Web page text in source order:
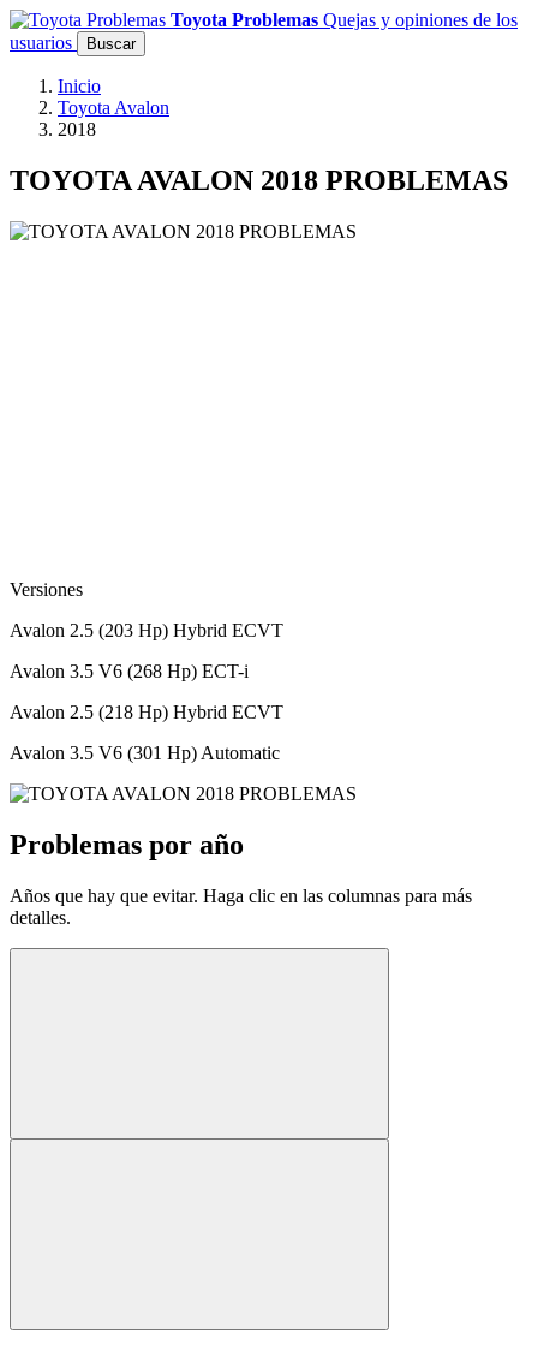
Toyota Problemas Quejas y opiniones de los
usuarios
Buscar
Inicio
Toyota Avalon
2018
TOYOTA AVALON 2018 PROBLEMAS
Versiones
Avalon 2.5 (203 Hp) Hybrid ECVT
Avalon 3.5 V6 (268 Hp) ECT-i
Avalon 2.5 (218 Hp) Hybrid ECVT
Avalon 3.5 V6 (301 Hp) Automatic
Problemas por año
Años que hay que evitar. Haga clic en las columnas para más
detalles.